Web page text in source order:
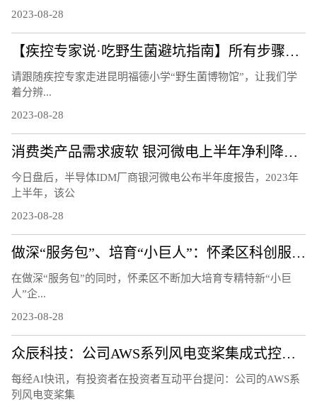
2023-08-28
【疾控专家说·吃野生菌避坑指南】所有步骤都对，为啥还中毒？因为还有坑
请跟随疾控专家走进昆明福德小学“野生菌博物馆”，让我们学
着分辨...
2023-08-28
消费类产品需求疲软 银河微电上半年净利降四成 着力开发车规级市场
今日盘后，半导体IDM厂商银河微电公布半年度报告，2023年
上半年，该公
2023-08-28
做深“服务包”、培育“小巨人”：怀柔区科创服务“有一套”
在做深“服务包”的同时，怀柔区不断加大培育专精特新“小巨
人”企...
2023-08-28
众辰科技：公司AWS系列风电变桨集成式控制器产品已在客户处小批量验证使用
每经AI快讯，有投资者在投资者互动平台提问：公司的AWS系
列风电变桨集